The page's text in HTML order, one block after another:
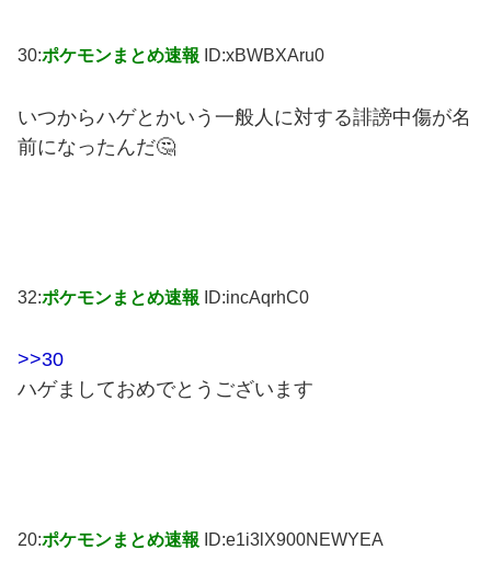
30:ポケモンまとめ速報 ID:xBWBXAru0
いつからハゲとかいう一般人に対する誹謗中傷が名
前になったんだ🤔
32:ポケモンまとめ速報 ID:incAqrhC0
>>30
ハゲましておめでとうございます
20:ポケモンまとめ速報 ID:e1i3lX900NEWYEA